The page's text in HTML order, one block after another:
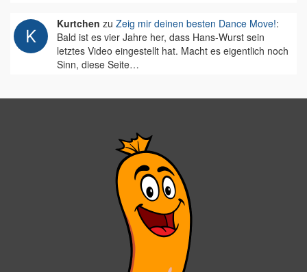
Kurtchen zu Zeig mir deinen besten Dance Move!:
Bald ist es vier Jahre her, dass Hans-Wurst sein
letztes Video eingestellt hat. Macht es eigentlich noch
Sinn, diese Seite…